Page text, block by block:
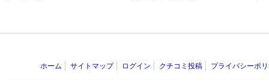
ホーム サイトマップ ログイン クチコミ投稿 プライバシーポ